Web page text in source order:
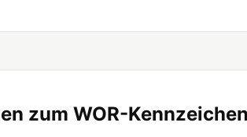
zum WOR-